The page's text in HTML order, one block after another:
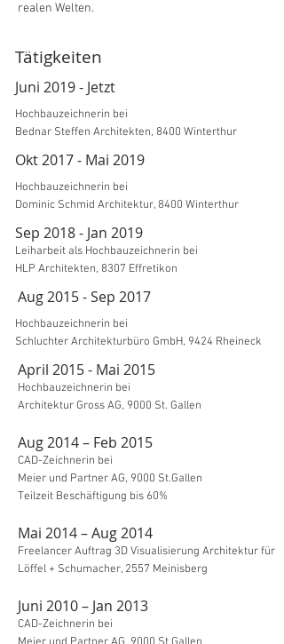
Aug 2015 - Sep 2017
April 2015 - Mai 2015
Hochbauzeichnerin bei
Architektur Gross AG, 9000 St. Gallen
Aug 2014 – Feb 2015
CAD-Zeichnerin bei
Meier und Partner AG, 9000 St.Gallen
Teilzeit Beschäftigung bis 60%
Mai 2014 – Aug 2014
CAD-Zeichnerin bei
Juni 2010 – Jan 2013
Freelancer Auftrag 3D Visualisierung Architektur für
Löffel + Schumacher, 2557 Meinisberg
Tätigkeiten
Sep 2018 - Jan 2019
Leiharbeit als Hochbauzeichnerin bei
HLP Architekten, 8307 Effretikon
Hochbauzeichnerin bei
Schluchter Architekturbüro GmbH, 9424 Rheineck
Juni 2019 - Jetzt
Hochbauzeichnerin bei
Dominic Schmid Architektur, 8400 Winterthur
Hochbauzeichnerin bei
Bednar Steffen Architekten, 8400 Winterthur
Okt 2017 - Mai 2019
realen Welten.